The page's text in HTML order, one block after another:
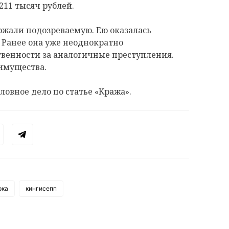
тысяч рублей.
подозреваемую. Ею оказалась
она уже неоднократно
за аналогичные преступления.
дело по статье «Кража».
кингисепп